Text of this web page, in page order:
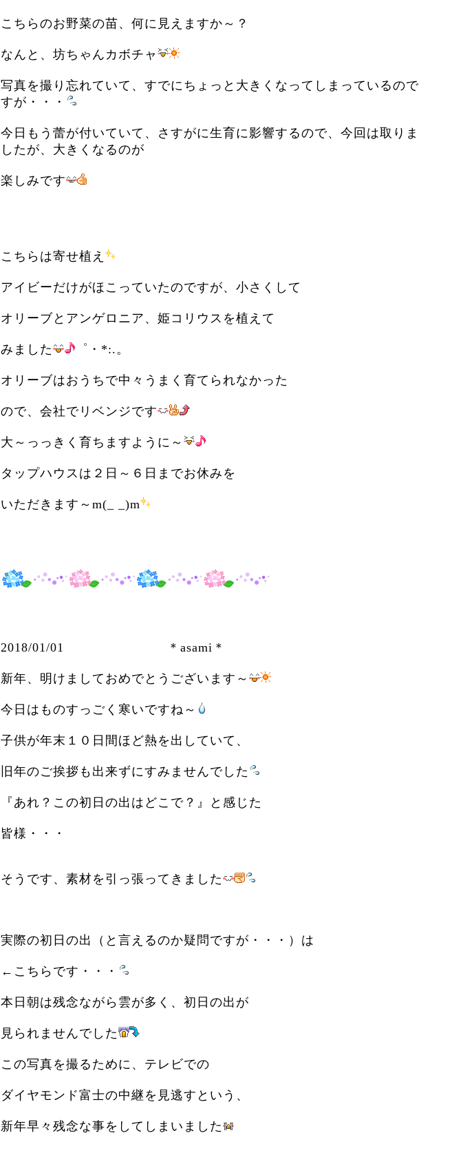
こちらのお野菜の苗、何に見えますか～？
なんと、坊ちゃんカボチャ
写真を撮り忘れていて、すでにちょっと大きくなってしまっているので
すが・・・
今日もう蕾が付いていて、さすがに生育に影響するので、今回は取りま
したが、大きくなるのが
楽しみです
こちらは寄せ植え
アイビーだけがほこっていたのですが、小さくして
オリーブとアンゲロニア、姫コリウスを植えて
みました ゜・*:.。
オリーブはおうちで中々うまく育てられなかった
ので、会社でリベンジです
大～っっきく育ちますように～
タップハウスは２日～６日までお休みを
いただきます～m(_ _)m
2018/01/01 ＊asami＊
新年、明けましておめでとうございます～
今日はものすっごく寒いですね～
子供が年末１０日間ほど熱を出していて、
旧年のご挨拶も出来ずにすみませんでした
『あれ？この初日の出はどこで？』と感じた
皆様・・・
そうです、素材を引っ張ってきました
実際の初日の出（と言えるのか疑問ですが・・・）は
←こちらです・・・
本日朝は残念ながら雲が多く、初日の出が
見られませんでした
この写真を撮るために、テレビでの
ダイヤモンド富士の中継を見逃すという、
新年早々残念な事をしてしまいました